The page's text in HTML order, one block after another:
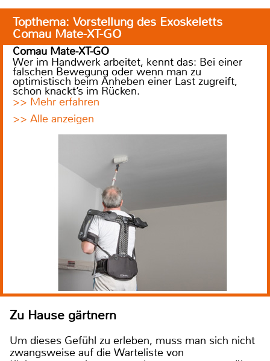
Topthema: Vorstellung des Exoskeletts
Comau Mate-XT-GO
Comau Mate-XT-GO
Wer im Handwerk arbeitet, kennt das: Bei einer
falschen Bewegung oder wenn man zu
optimistisch beim Anheben einer Last zugreift,
schon knackt’s im Rücken.
>> Mehr erfahren
>> Alle anzeigen
Zu Hause gärtnern
Um dieses Gefühl zu erleben, muss man sich nicht
zwangsweise auf die Warteliste von